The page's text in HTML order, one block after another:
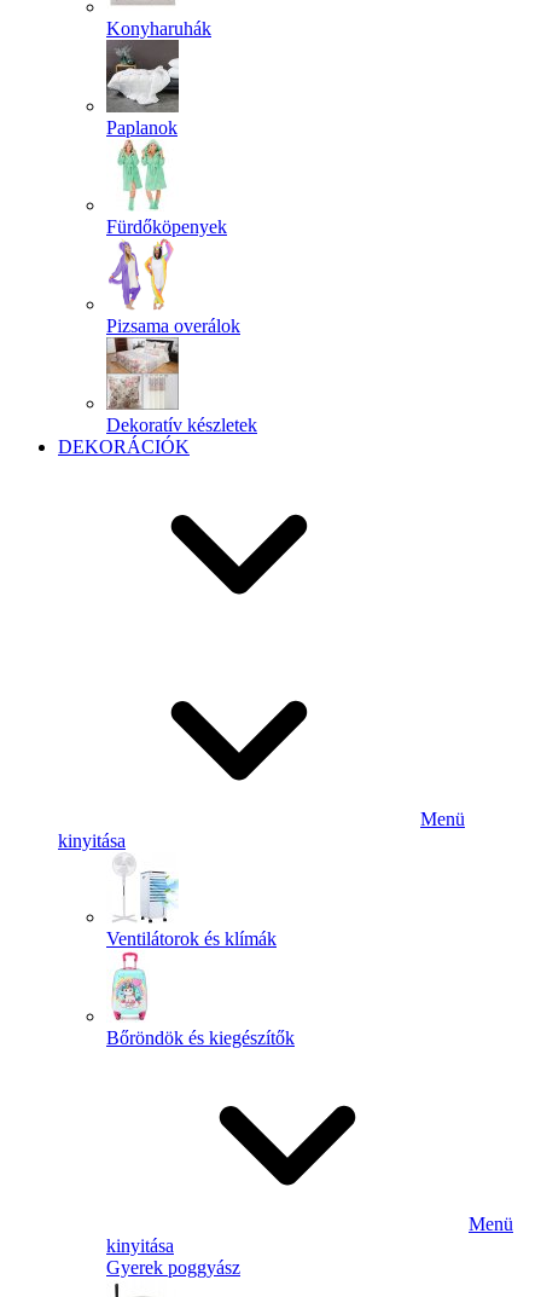
Konyharuhák
Paplanok
Fürdőköpenyek
Pizsama overálok
Dekoratív készletek
DEKORÁCIÓK
Menü
kinyitása
Ventilátorok és klímák
Bőröndök és kiegészítők
Menü
kinyitása
Gyerek poggyász